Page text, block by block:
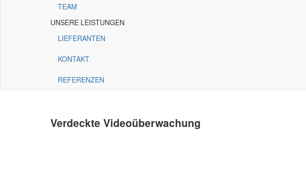
TEAM
UNSERE LEISTUNGEN
LIEFERANTEN
KONTAKT
REFERENZEN
Verdeckte Videoüberwachung